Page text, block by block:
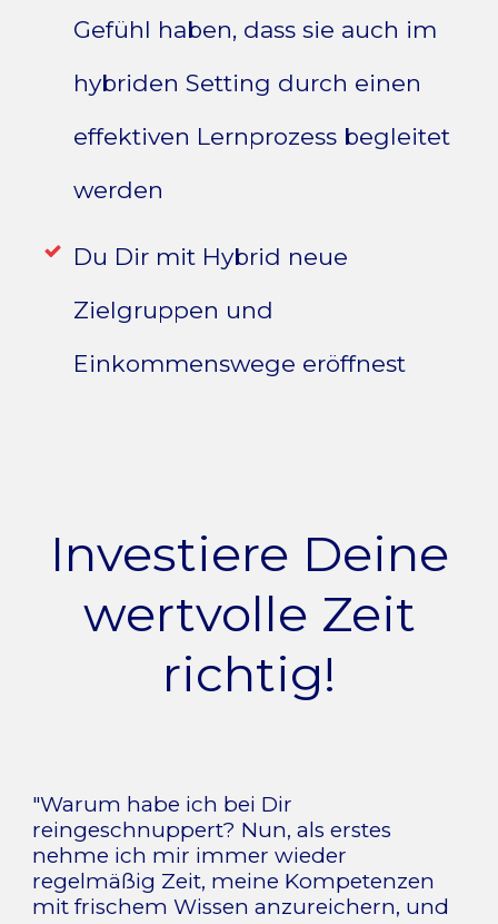
Gefühl haben, dass sie auch im
hybriden Setting durch einen
effektiven Lernprozess begleitet
werden
Du Dir mit Hybrid neue
Zielgruppen und
Einkommenswege eröffnest
Investiere Deine
wertvolle Zeit
richtig!
"Warum habe ich bei Dir
reingeschnuppert? Nun, als erstes
nehme ich mir immer wieder
regelmäßig Zeit, meine Kompetenzen
mit frischem Wissen anzureichern, und